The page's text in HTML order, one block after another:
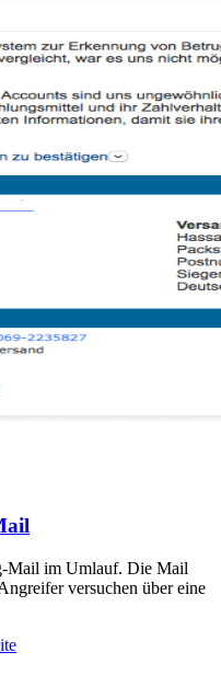
Mail im Umlauf. Die Mail
versuchen über eine